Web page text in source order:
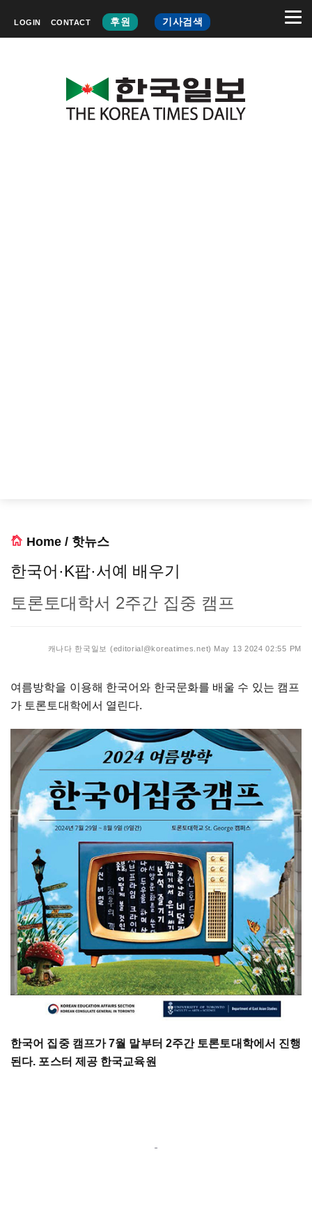
LOGIN CONTACT 후원 기사검색
Home / 핫뉴스
한국어·K팝·서예 배우기
토론토대학서 2주간 집중 캠프
캐나다 한국일보 (editorial@koreatimes.net) May 13 2024 02:55 PM
여름방학을 이용해 한국어와 한국문화를 배울 수 있는 캠프
가 토론토대학에서 열린다.
한국어 집중 캠프가 7월 말부터 2주간 토론토대학에서 진행
된다. 포스터 제공 한국교육원